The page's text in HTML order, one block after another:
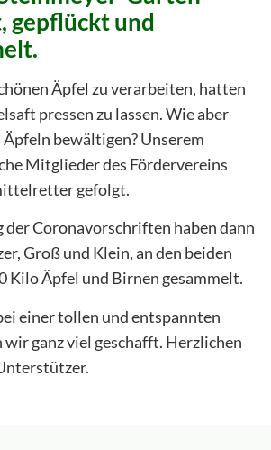
gepflückt und
Äpfel zu verarbeiten, hatten
pressen zu lassen. Wie aber
Äpfeln bewältigen? Unserem
Mitglieder des Fördervereins
gefolgt.
der Coronavorschriften haben dann
Groß und Klein, an den beiden
Kilo Äpfel und Birnen gesammelt.
einer tollen und entspannten
ganz viel geschafft. Herzlichen